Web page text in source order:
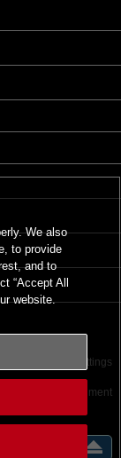
Cookies Settings
Digital Entertainment
We also
to provide
and to
“Accept All
website.